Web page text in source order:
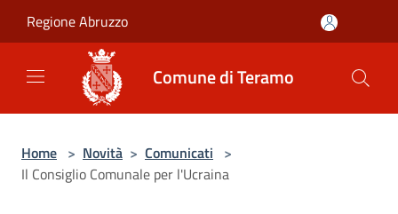
Regione Abruzzo
Comune di Teramo
Home > Novità > Comunicati >
Il Consiglio Comunale per l'Ucraina